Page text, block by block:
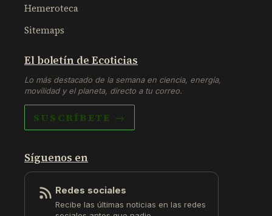
Hemeroteca
Sitemaps
El boletín de Ecoticias
Lo más destacado de la semana en ciencia, energía,
movilidad y el planeta, directo a tu correo.
SUSCRÍBETE →
Síguenos en
Redes sociales
Recibe las últimas noticias en las redes